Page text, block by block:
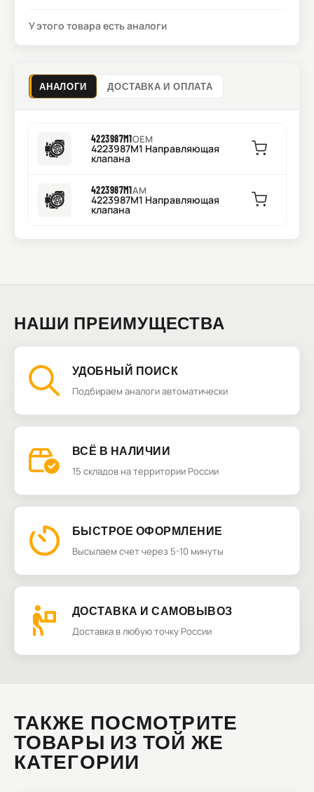
У этого товара есть аналоги
АНАЛОГИ ДОСТАВКА И ОПЛАТА
4223987M1OEM
4223987M1 Направляющая
клапана
4223987M1AM
4223987M1 Направляющая
клапана
НАШИ ПРЕИМУЩЕСТВА
УДОБНЫЙ ПОИСК
Подбираем аналоги автоматически
ВСЁ В НАЛИЧИИ
15 складов на территории России
БЫСТРОЕ ОФОРМЛЕНИЕ
Высылаем счет через 5-10 минуты
ДОСТАВКА И САМОВЫВОЗ
Доставка в любую точку России
ТАКЖЕ ПОСМОТРИТЕ
ТОВАРЫ ИЗ ТОЙ ЖЕ
КАТЕГОРИИ